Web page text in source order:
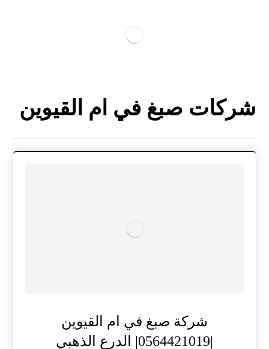
شركات صبغ في ام القيوين
شركة صبغ في ام القيوين